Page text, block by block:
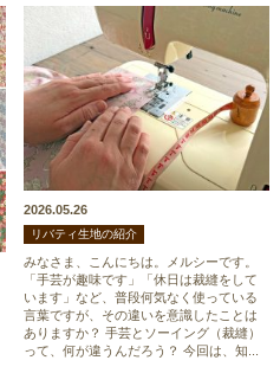
方
2026.05.26
リバティ生地の紹介
みなさま、こんにちは。メルシーです。
「手芸が趣味です」「休日は裁縫をして
います」など、普段何気なく使っている
言葉ですが、その違いを意識したことは
ありますか？ 手芸とソーイング（裁縫）
って、何が違うんだろう？ 今回は、知...